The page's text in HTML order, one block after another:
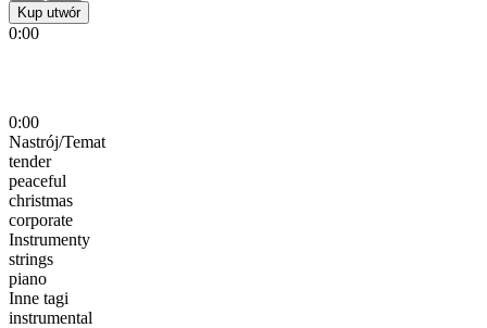
Kup utwór
0:00
0:00
Nastrój/Temat
tender
peaceful
christmas
corporate
Instrumenty
strings
piano
Inne tagi
instrumental